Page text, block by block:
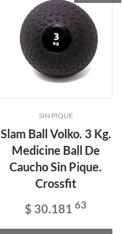
SIN PIQUE
Slam Ball Volko. 3 Kg.
Medicine Ball De
Caucho Sin Pique.
Crossfit
$ 30.18163